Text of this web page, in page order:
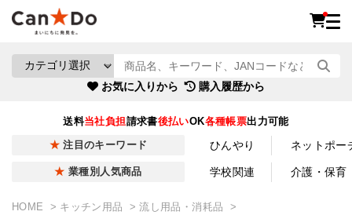
お気に入りから 購入履歴から
送料当社負担請求書後払いOK各種帳票出力可能
注目のキーワード ひんやり ネットポー
業種別人気商品 学校関連 介護・保育
HOME キッチン用品
流し用品・消耗品